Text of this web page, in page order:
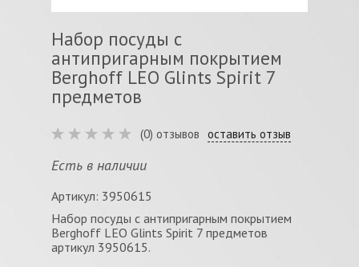
Набор посуды с
антипригарным покрытием
Berghoff LEO Glints Spirit 7
предметов
(0) отзывов оставить отзыв
Есть в наличии
Артикул: 3950615
Набор посуды с антипригарным покрытием
Berghoff LEO Glints Spirit 7 предметов
артикул 3950615.